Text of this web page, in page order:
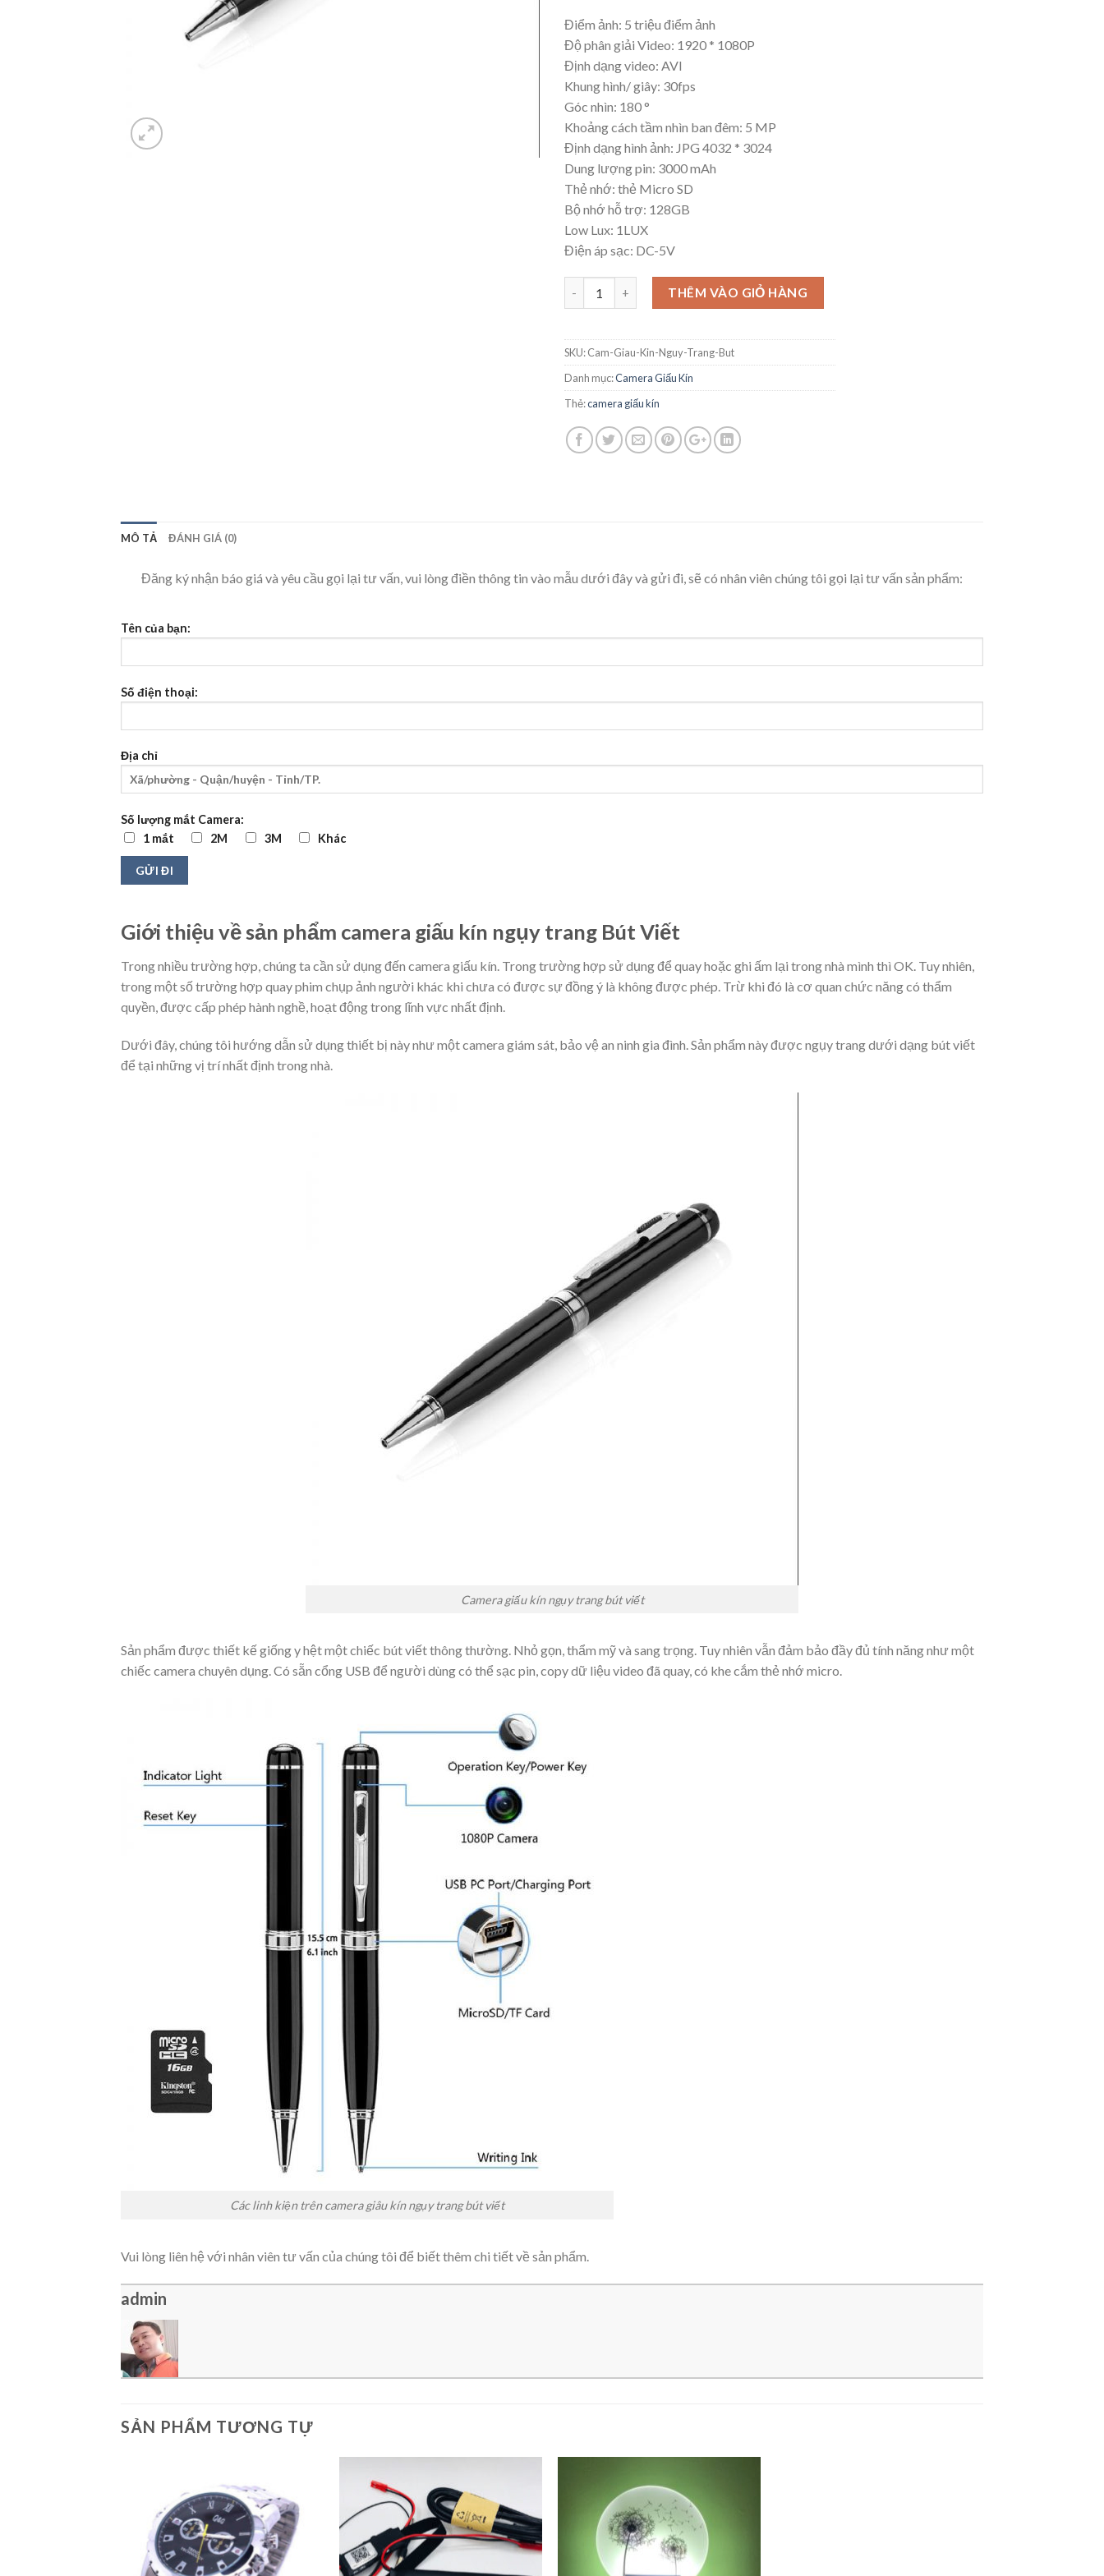
Điểm ảnh: 5 triệu điểm ảnh
Độ phân giải Video: 1920 * 1080P
Định dạng video: AVI
Khung hình/ giây: 30fps
Góc nhìn: 180 °
Khoảng cách tầm nhìn ban đêm: 5 MP
Định dạng hình ảnh: JPG 4032 * 3024
Dung lượng pin: 3000 mAh
Thẻ nhớ: thẻ Micro SD
Bộ nhớ hỗ trợ: 128GB
Low Lux: 1LUX
Điện áp sạc: DC-5V
THÊM VÀO GIỎ HÀNG
SKU:Cam-Giau-Kin-Nguy-Trang-But
Danh mục:Camera Giấu Kín
Thẻ:camera giấu kín
MÔ TẢ ĐÁNH GIÁ (0)
Đăng ký nhận báo giá và yêu cầu gọi lại tư vấn, vui lòng điền thông tin vào mẫu dưới đây và gửi đi, sẽ có nhân viên chúng tôi gọi lại tư vấn sản phẩm:
Tên của bạn:
Số điện thoại:
Địa chỉ
Số lượng mắt Camera:
1 mắt
2M 3M Khác
Giới thiệu về sản phẩm camera giấu kín ngụy trang Bút Viết
Trong nhiều trường hợp, chúng ta cần sử dụng đến camera giấu kín. Trong trường hợp sử dụng để quay hoặc ghi ấm lại trong nhà mình thì OK. Tuy nhiên,
trong một số trường hợp quay phim chụp ảnh người khác khi chưa có được sự đồng ý là không được phép. Trừ khi đó là cơ quan chức năng có thẩm
quyền, được cấp phép hành nghề, hoạt động trong lĩnh vực nhất định.
Dưới đây, chúng tôi hướng dẫn sử dụng thiết bị này như một camera giám sát, bảo vệ an ninh gia đình. Sản phẩm này được ngụy trang dưới dạng bút viết
để tại những vị trí nhất định trong nhà.
Camera giấu kín ngụy trang bút viết
Sản phẩm được thiết kế giống y hệt một chiếc bút viết thông thường. Nhỏ gọn, thẩm mỹ và sang trọng. Tuy nhiên vẫn đảm bảo đầy đủ tính năng như một
chiếc camera chuyên dụng. Có sẵn cổng USB để người dùng có thể sạc pin, copy dữ liệu video đã quay, có khe cắm thẻ nhớ micro.
Các linh kiện trên camera giâu kín ngụy trang bút viết
Vui lòng liên hệ với nhân viên tư vấn của chúng tôi để biết thêm chi tiết về sản phẩm.
admin
SẢN PHẨM TƯƠNG TỰ